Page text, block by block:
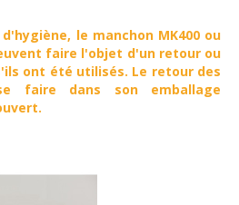
le manchon MK400 ou
faire l'objet d'un retour ou
ont été utilisés. Le retour des
faire dans son emballage